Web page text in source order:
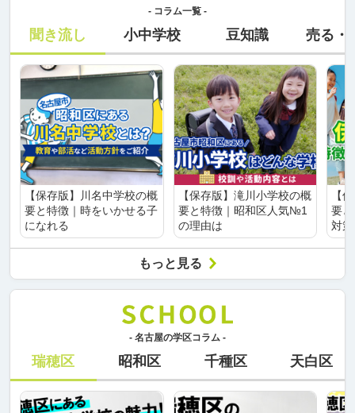
- コラム一覧 -
聞き流し 小中学校 豆知識 売る・
【保存版】川名中学校の概
要と特徴｜時をいかせる子
になれる
【保存版】滝川小学校の概
要と特徴｜昭和区人気№1
の理由は
【
要
対
もっと見る
- 名古屋の学区コラム -
瑞穂区 昭和区 千種区 天白区